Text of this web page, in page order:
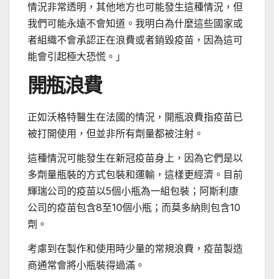
情況非常透明，其他地方也可能發生這種情況，但
我們可能永遠不會知道。我明白為什麼這些國家或
者組織不會承認正在浪費或者銷毀疫苗，因為這可
能會引起極大恐慌。」
開瓶浪費
正如沃格特醫生在法國的情況，開瓶浪費指疫苗已
被打開使用，但並非所有劑量都被注射。
這種情況可能發生在新冠疫苗身上，因為它們是以
多劑量瓶裝的方式包裝和運輸，這樣更經濟。目前
輝瑞公司的疫苗以5個小瓶為一組包裝；阿斯利康
公司的疫苗包含8至10個小瓶；而莫多納則包含10
劑。
考慮到在製作和使用時少量的常規浪費，疫苗製造
商通常會將小瓶裝得過滿。